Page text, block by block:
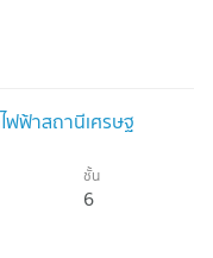
ฟฟ้าสถานีเศรษฐ
ชั้น
6